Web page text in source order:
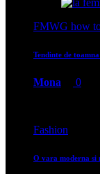
FMWG how
Tendinte de
Mona 0
Fashion
O vara moderna si